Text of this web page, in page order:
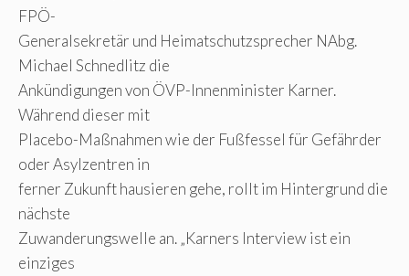
FPÖ-
Generalsekretär und Heimatschutzsprecher NAbg.
Michael Schnedlitz die
Ankündigungen von ÖVP-Innenminister Karner.
Während dieser mit
Placebo-Maßnahmen wie der Fußfessel für Gefährder
oder Asylzentren in
ferner Zukunft hausieren gehe, rollt im Hintergrund die
nächste
Zuwanderungswelle an. „Karners Interview ist ein
einziges